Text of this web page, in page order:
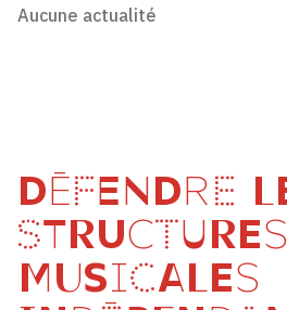
Aucune actualité
DÉFENDRE
STRUCTURES
MUSICALES